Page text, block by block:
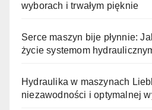
wyborach i trwałym pięknie
Serce maszyn bije płynnie:
życie systemom
Hydraulika w maszynach
niezawodności i optymalnej